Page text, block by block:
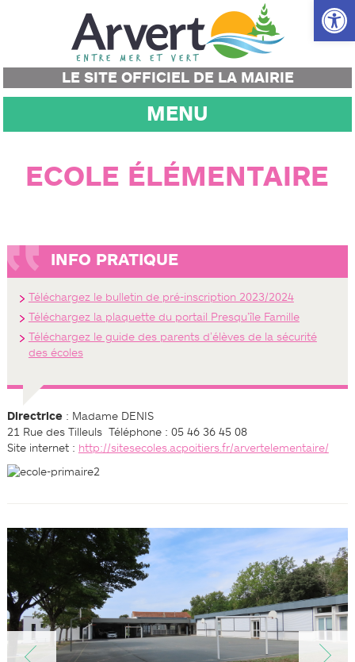
Ouvrir
LE SITE OFFICIEL DE LA MAIRIE
MENU
ECOLE ÉLÉMENTAIRE
INFO PRATIQUE
Téléchargez le bulletin de pré-inscription 2023/2024
Téléchargez la plaquette du portail Presqu’île Famille
Téléchargez le guide des parents d’élèves de la sécurité
des écoles
Directrice: Madame DENIS
21 Rue des Tilleuls ­ Téléphone : 05 46 36 45 08
Site internet : http://sitesecoles.ac­poitiers.fr/arvert­elementaire/